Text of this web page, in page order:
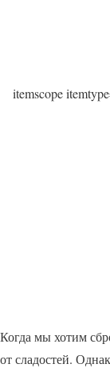
itemscope
Когда мы хотим
от сладостей.